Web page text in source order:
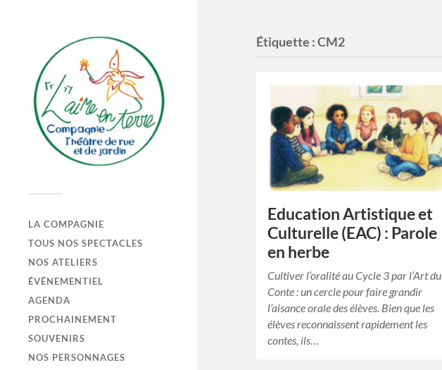
LA COMPAGNIE
TOUS NOS SPECTACLES
NOS ATELIERS
ÉVÉNEMENTIEL
AGENDA
PROCHAINEMENT
SOUVENIRS
NOS PERSONNAGES
Étiquette :CM2
Education Artistique et
Culturelle (EAC) : Parole
en herbe
Cultiver l’oralité au Cycle 3 par l’Art du
Conte : un cercle pour faire grandir
l’aisance orale des élèves. Bien que les
élèves reconnaissent rapidement les
contes, ils…